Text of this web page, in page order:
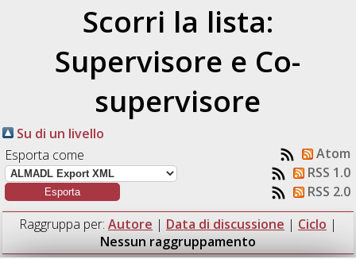
Scorri la lista:
Supervisore e Co-
supervisore
Su di un livello
Esporta come
Atom
RSS 1.0
RSS 2.0
Raggruppa per: Autore | Data di discussione | Ciclo |
Nessun raggruppamento